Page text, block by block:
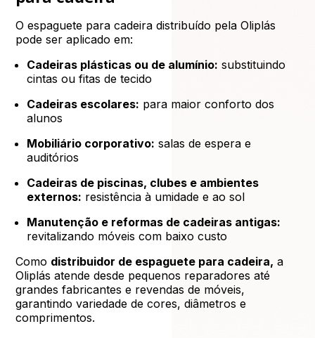
O espaguete para cadeira distribuído pela Oliplás
pode ser aplicado em:
Cadeiras plásticas ou de alumínio: substituindo
cintas ou fitas de tecido
Cadeiras escolares: para maior conforto dos
alunos
Mobiliário corporativo: salas de espera e
auditórios
Cadeiras de piscinas, clubes e ambientes
externos: resistência à umidade e ao sol
Manutenção e reformas de cadeiras antigas:
revitalizando móveis com baixo custo
Como distribuidor de espaguete para cadeira, a
Oliplás atende desde pequenos reparadores até
grandes fabricantes e revendas de móveis,
garantindo variedade de cores, diâmetros e
comprimentos.